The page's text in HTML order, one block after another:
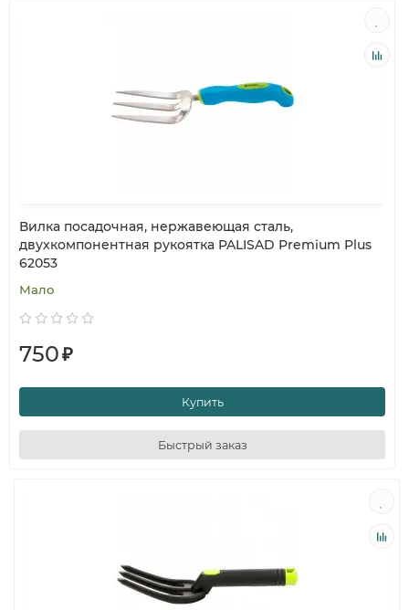
Вилка посадочная, нержавеющая сталь,
двухкомпонентная рукоятка PALISAD Premium Plus
62053
Мало
750₽
Купить
Быстрый заказ